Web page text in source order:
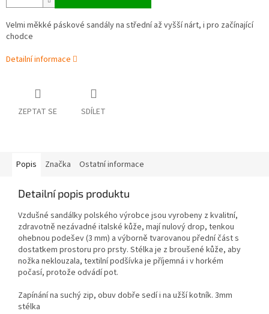
Velmi měkké páskové sandály na střední až vyšší nárt, i pro začínající
chodce
Detailní informace
ZEPTAT SE SDÍLET
Popis Značka Ostatní informace
Detailní popis produktu
Vzdušné sandálky polského výrobce jsou vyrobeny z kvalitní,
zdravotně nezávadné italské kůže, mají nulový drop, tenkou
ohebnou podešev (3 mm) a výborně tvarovanou přední část s
dostatkem prostoru pro prsty. Stélka je z broušené kůže, aby
nožka neklouzala, textilní podšívka je příjemná i v horkém
počasí, protože odvádí pot.
Zapínání na suchý zip, obuv dobře sedí i na užší kotník. 3mm
stélka